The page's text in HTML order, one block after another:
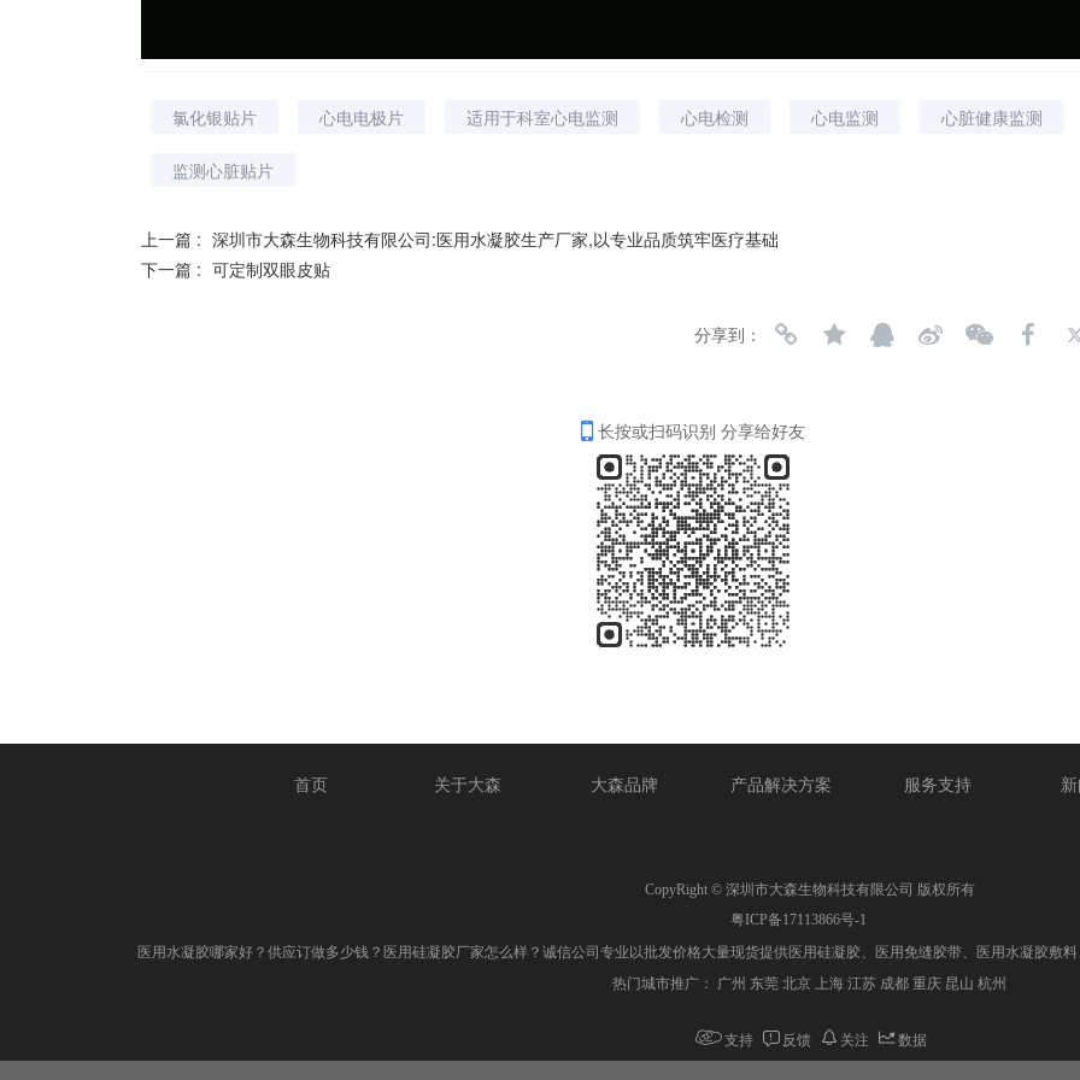
氯化银贴片 心电电极片 适用于科室心电监测 心电检测 心电监测 心脏健康监测
监测心脏贴片
上一篇 : 深圳市大森生物科技有限公司:医用水凝胶生产厂家,以专业品质筑牢医疗基础
下一篇 : 可定制双眼皮贴
分享到：
长按或扫码识别 分享给好友
CopyRight © 深圳市大森生物科技有限公司 版权所有
医用水凝胶哪家好？供应订做多少钱？医用硅凝胶厂家怎么样？诚信公司专业以批发价格大量现货提供医用硅凝胶、医用免缝胶带、医用水凝胶敷
热门城市推广： 广州 东莞 北京 上海 江苏 成都 重庆 昆山 杭州
首页 关于大森 大森品牌 产品解决方案 服务支持
粤ICP备17113866号-1
支持 反馈 关注 数据